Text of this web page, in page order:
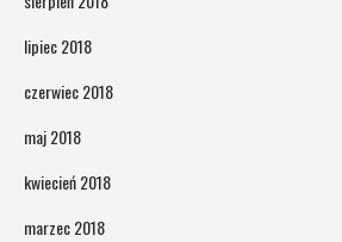
lipiec 2018
czerwiec 2018
maj 2018
kwiecień 2018
marzec 2018